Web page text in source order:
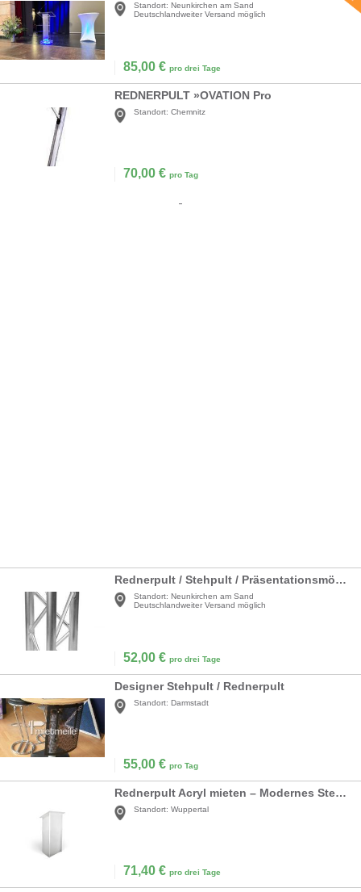
Standort: Neunkirchen am Sand
Deutschlandweiter Versand möglich
85,00 € pro drei Tage
REDNERPULT »OVATION Pro
Standort: Chemnitz
70,00 € pro Tag
Rednerpult / Stehpult / Präsentationsmöbel
Standort: Neunkirchen am Sand
Deutschlandweiter Versand möglich
52,00 € pro drei Tage
Designer Stehpult / Rednerpult
Standort: Darmstadt
55,00 € pro Tag
Rednerpult Acryl mieten – Modernes Stehpult mit XLR-Anschluss & Logo-Fläche
Standort: Wuppertal
71,40 € pro drei Tage